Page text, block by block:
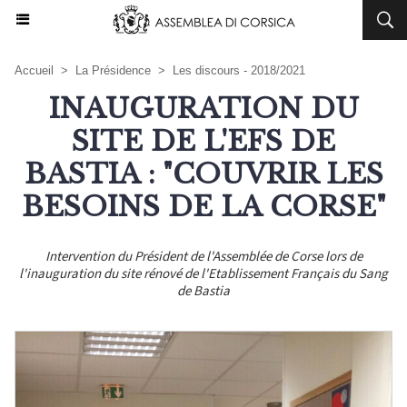
Accueil > La Présidence > Les discours - 2018/2021
INAUGURATION DU
SITE DE L'EFS DE
BASTIA : "COUVRIR LES
BESOINS DE LA CORSE"
Intervention du Président de l'Assemblée de Corse lors de
l'inauguration du site rénové de l'Etablissement Français du Sang
de Bastia